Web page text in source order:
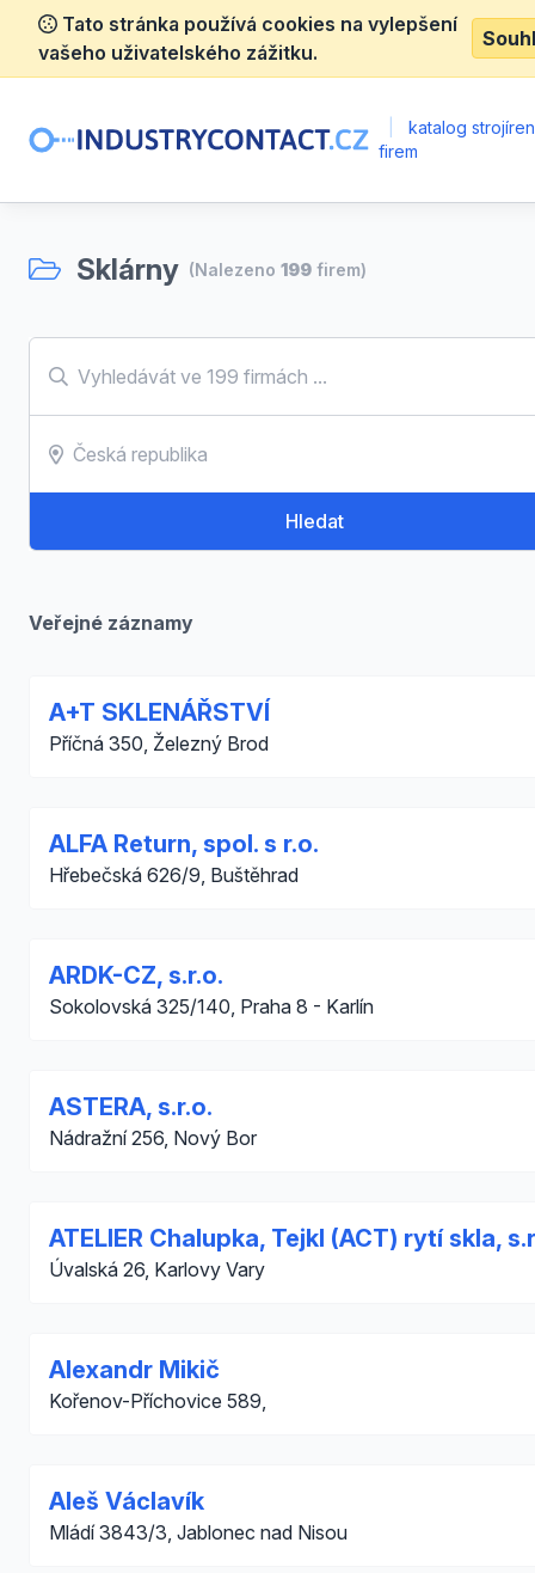
Tato stránka používá cookies na vylepšení
vašeho uživatelského zážitku.
katalog
firem
Sklárny (Nalezeno 199 firem)
Hledat
Veřejné záznamy
A+T SKLENÁŘSTVÍ
Příčná 350, Železný Brod
ALFA Return, spol. s r.o.
Hřebečská 626/9, Buštěhrad
ARDK-CZ, s.r.o.
Sokolovská 325/140, Praha 8 - Karlín
ASTERA, s.r.o.
Nádražní 256, Nový Bor
ATELIER Chalupka, Tejkl (ACT) rytí skla,
Úvalská 26, Karlovy Vary
Alexandr Mikič
Kořenov-Příchovice 589,
Aleš Václavík
Mládí 3843/3, Jablonec nad Nisou